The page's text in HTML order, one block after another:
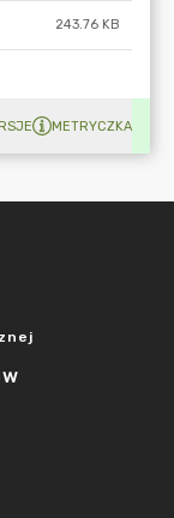
243.76 KB
METRYCZKA